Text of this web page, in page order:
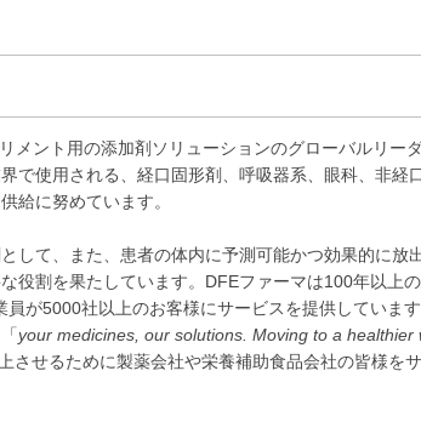
メント用の添加剤ソリューションのグローバルリー
で使用される、経口固形剤、呼吸器系、眼科、非経
給に努めています。
して、また、患者の体内に予測可能かつ効果的に放
役割を果たしています。DFEファーマは100年以上
が5000社以上のお客様にサービスを提供していま
your medicines, our solutions. Moving to a healthier
させるために製薬会社や栄養補助食品会社の皆様を